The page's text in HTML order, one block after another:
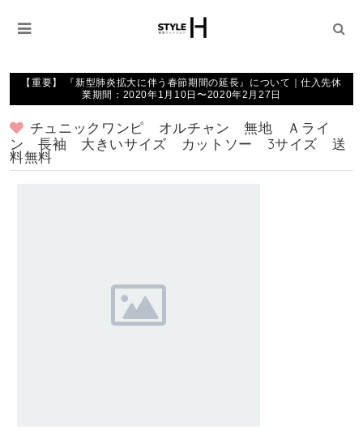
【重要】 『新型肺炎拡大に伴う春節期間の延長』について｜仕入先休
業期間：2020年1月10日〜2020年2月27日
チュニックワンピ オルチャン 無地 Ａライ
ン 長袖 大きいサイズ カットソー 3サイズ 送
料無料